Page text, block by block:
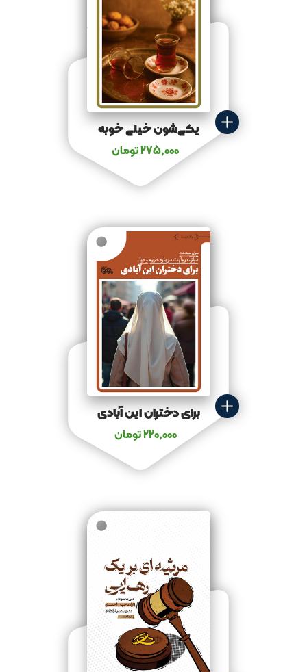
یکی‌شون خیلی خوبه
275,000تومان
برای دختران این آبادی
220,000تومان